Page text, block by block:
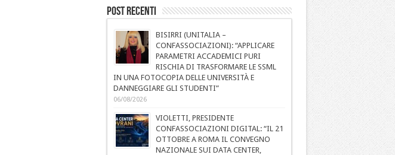
Post Recenti
BISIRRI (UNITALIA –
CONFASSOCIAZIONI): “APPLICARE
PARAMETRI ACCADEMICI PURI
RISCHIA DI TRASFORMARE LE SSML
IN UNA FOTOCOPIA DELLE UNIVERSITÀ E
DANNEGGIARE GLI STUDENTI”
06/08/2026
VIOLETTI, PRESIDENTE
CONFASSOCIAZIONI DIGITAL: “IL 21
OTTOBRE A ROMA IL CONVEGNO
NAZIONALE SUI DATA CENTER,